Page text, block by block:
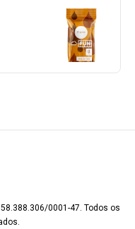
0001-47. Todos os